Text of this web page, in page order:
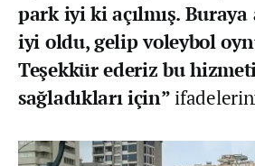
park iyi ki açılmış. Buraya
iyi oldu, gelip voleybol
Teşekkür ederiz bu
sağladıkları için”